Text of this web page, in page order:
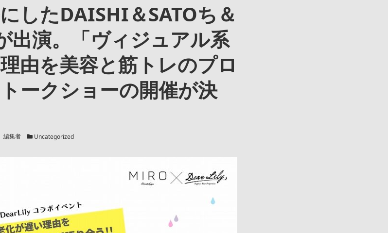
したDAISHI＆SATOち＆
出演。「ヴィジュアル系
由を美容と筋トレのプロ
ークショーの開催が決
編集者 カテゴリー
Uncategorized